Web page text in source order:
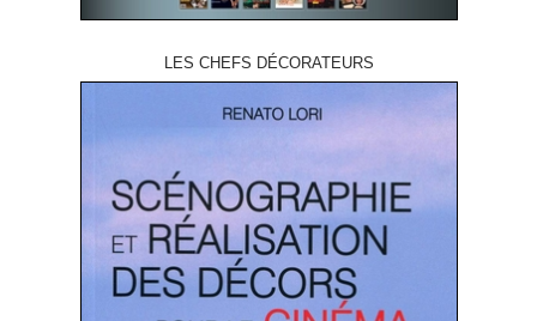
LES CHEFS DÉCORATEURS